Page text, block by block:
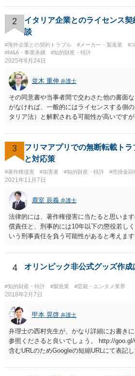
ですし、買取価格は非常に安くなりますが
い取ります」という業者が出てきています
手続を粛々と進めることにより、土地を切
を競売にかけたりすることができるように
多くかかり、最終的な手残りの金額は多くあ
ります。Cが外国にいるのならなおさらです
（2）の方法よりも手残りが多くなるような
取りをしてもらうほうが「合理的」という
方が回答しているように、相続税路線価や
した時価を3分して、使用借権の10％を控除
立な金額の算定方法の一つであることに間
すから、ABとしては、上記を考慮して、で
し、交渉していくことがよろしいように思
（2）の方法をとった場合に手残りがいくら
ないものの、ある程度見通しもつけられま
つつ、提案金額を調整することをお勧めい
紛争の可能性を考慮するのであれば、Cから
て、AB間の権利調整（可能であれば共有を
単独所有するなど）も検討なさると良いです
2
イタリア企業とのライセンス契
談
#海外企業との契約トラブル #メーカー・製造業
#
#M&A・事業承継
#知的財産・特許
2025年6月24日
並木 重伸 弁護士
その同意書や当事者間で交わさた他の書面
がなければ、一般的にはライセンスする側
タリア法）と解釈される可能性が高いです
あります。 なお、仮に日本法になるとして
約が有効かどうかは、ライセンスされた権
権、特許権など）や契約の時期などを見て
いずれにせよ具体的事情が分からないと確
れますので、弁護士に直接相談されることを
3
フリマアプリでの無断転載トラ
と対応策
#著作権侵害 #加害者 #知的財産・特許 #売掛金回
2021年11月7日
鹿室 辰義 弁護士
法律的には、著作権侵害に当たると思いま
償責任と、刑事的には10年以下の懲役若し
いう刑事責任を負う可能性があると考えま
受理すると、取調べ等の捜査が行われる可
刑事責任を軽くするためには、被害弁償等
後の対応としては、まずは、弁護士に相談
4 オリンピック非公式グッズ作成
#知的財産・特許 #製造業 #芸能・エンタメ業界
2018年2月7日
甲本 晃啓 弁護士
弁理士の西村先生が、かなり詳細にお書き
参照くださると良いでしょう。 http://
含むURLのためGoogleの短縮URLにて表記
とも不正競争防止法上の問題は生じうると